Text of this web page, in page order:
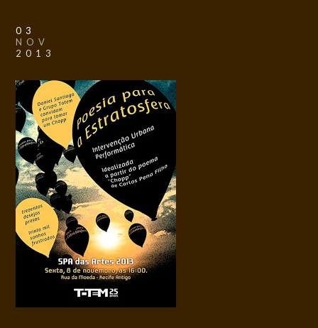
03
NOV
2013